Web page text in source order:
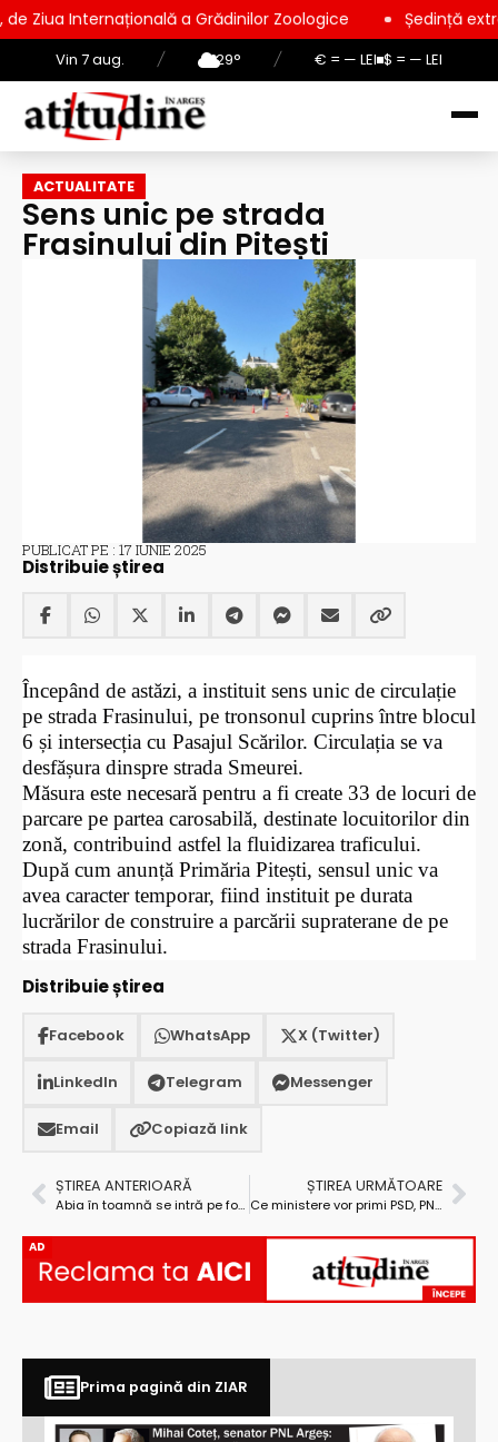
Vin 7 aug. / 29° / € = — LEI $ = — LEI
a Grădinilor Zoologice Ședință extraordinară la
ACTUALITATE
Sens unic pe strada
Frasinului din Pitești
PUBLICAT PE : 17 IUNIE 2025
Distribuie știrea
Începând de astăzi, a instituit sens unic de circulație
pe strada Frasinului, pe tronsonul cuprins între blocul
6 și intersecția cu Pasajul Scărilor. Circulația se va
desfășura dinspre strada Smeurei.
Măsura este necesară pentru a fi create 33 de locuri de
parcare pe partea carosabilă, destinate locuitorilor din
zonă, contribuind astfel la fluidizarea traficului.
După cum anunță Primăria Pitești, sensul unic va
avea caracter temporar, fiind instituit pe durata
lucrărilor de construire a parcării supraterane de pe
strada Frasinului.
Distribuie știrea
Facebook WhatsApp X (Twitter)
LinkedIn Telegram Messenger
Email Copiază link
ȘTIREA ANTERIOARĂ
Abia în toamnă se intră pe fond. Procesul furtului gigantic de motorină din Primăria Poiana Lacului a început… cu o amânare!
ȘTIREA URMĂTOARE
Ce ministere vor primi PSD, PNL, USR și UDMR în noul Guvern?
AD
Prima pagină din ZIAR